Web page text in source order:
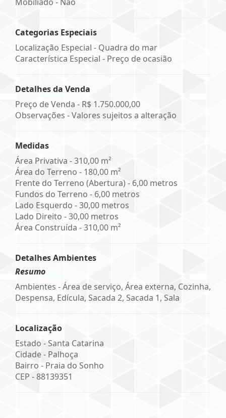
Categorias Especiais
Localização Especial - Quadra do mar
Característica Especial - Preço de ocasião
Detalhes da Venda
Preço de Venda - R$ 1.750.000,00
Observações - Valores sujeitos a alteração
Medidas
Área Privativa - 310,00 m²
Área do Terreno - 180,00 m²
Frente do Terreno (Abertura) - 6,00 metros
Fundos do Terreno - 6,00 metros
Lado Esquerdo - 30,00 metros
Lado Direito - 30,00 metros
Área Construída - 310,00 m²
Detalhes Ambientes
Resumo
Ambientes - Área de serviço, Área externa, Cozinha,
Despensa, Edícula, Sacada 2, Sacada 1, Sala
Localização
Estado -Santa Catarina
Cidade - Palhoça
Bairro - Praia do Sonho
CEP -88139351